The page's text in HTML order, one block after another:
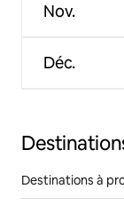
Nov.
Déc.
Destinations à